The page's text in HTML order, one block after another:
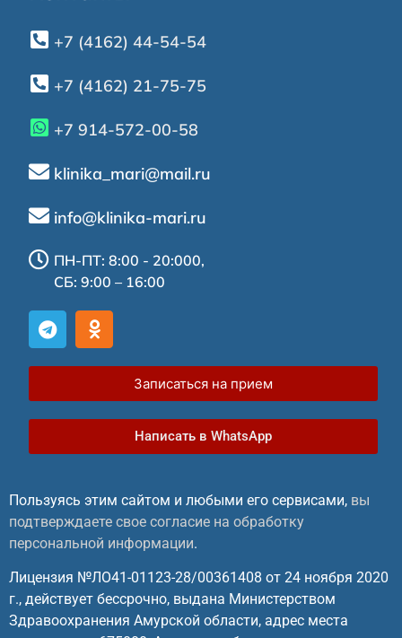
+7 (4162) 44-54-54
+7 (4162) 21-75-75
+7 914-572-00-58
klinika_mari@mail.ru
info@klinika-mari.ru
ПН-ПТ: 8:00 - 20:000,
СБ: 9:00 – 16:00
Записаться на прием
Написать в WhatsApp
Пользуясь этим сайтом и любыми его сервисами, вы
подтверждаете свое согласие на обработку
персональной информации.
Лицензия №ЛО41-01123-28/00361408 от 24 ноября 2020
г., действует бессрочно, выдана Министерством
Здравоохранения Амурской области, адрес места